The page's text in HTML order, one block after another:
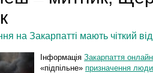
на Закарпатті мають чіткий
Інформація Закарпаття онлайн
«підпільне» призначення